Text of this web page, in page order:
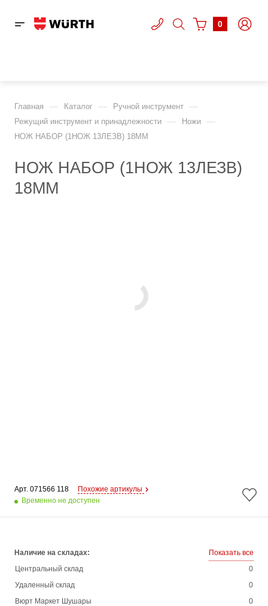
0
Главная — Каталог — Ручной инструмент —
Режущий инструмент и принадлежности — Ножи —
НОЖ НАБОР (1НОЖ 13ЛЕЗВ) 18ММ
НОЖ НАБОР (1НОЖ 13ЛЕЗВ)
18ММ
Арт. 071566 118
Похожие артикулы
Временно не доступен
Наличие на складах:
Показать все
Центральный склад
0
Удаленный склад
0
Вюрт Маркет Шушары
0